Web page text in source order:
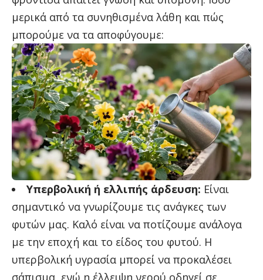
μερικά από τα συνηθισμένα λάθη και πώς
μπορούμε να τα αποφύγουμε:
Υπερβολική ή ελλιπής άρδευση: Είναι
σημαντικό να γνωρίζουμε τις ανάγκες των
φυτών μας. Καλό είναι να ποτίζουμε ανάλογα
με την εποχή και το είδος του φυτού. Η
υπερβολική υγρασία μπορεί να προκαλέσει